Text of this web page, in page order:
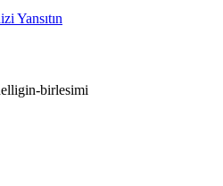
Yansıtın
birlesimi